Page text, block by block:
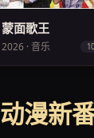
蒙面歌王
2026 · 音乐
漫新